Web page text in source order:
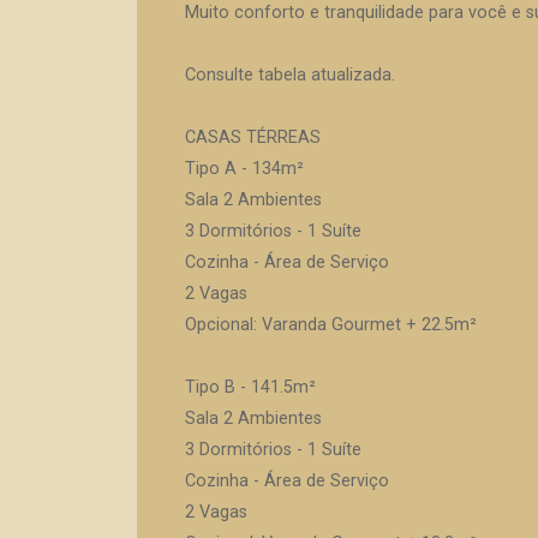
Muito conforto e tranquilidade para você e
Consulte tabela atualizada.
CASAS TÉRREAS
Tipo A - 134m²
Sala 2 Ambientes
3 Dormitórios - 1 Suíte
Cozinha - Área de Serviço
2 Vagas
Opcional: Varanda Gourmet + 22.5m²
Tipo B - 141.5m²
Sala 2 Ambientes
3 Dormitórios - 1 Suíte
Cozinha - Área de Serviço
2 Vagas